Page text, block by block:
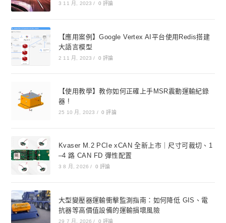
3 11 月, 2023 / 0 評論
【應用案例】Google Vertex AI平台使用Redis搭建
大語言模型
2 11 月, 2023 / 0 評論
【使用教學】教你如何正確上手MSR震動運輸紀錄
器 !
25 10 月, 2023 / 0 評論
Kvaser M.2 PCIe xCAN 全新上市｜尺寸可裁切、1
–4 路 CAN FD 彈性配置
3 8 月, 2026 / 0 評論
大型變壓器運輸衝擊監測指南：如何降低 GIS、電
抗器等高價值設備的運輸損壞風險
29 7 月, 2026 / 0 評論